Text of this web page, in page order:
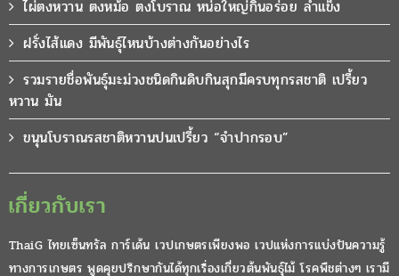
ไผ่ตงหวาน ตงหม้อ ตงโบราณ หน่อใหญ่กินอร่อย ลำแข็ง
ฝรั่งไส้แดง มีพันธุ์ไหนบ้างต่างกันอย่างไร
รวมรายชื่อพันธุ์มะม่วงชนิดกินดิบกินสุกมีครบทุกรสชาติ เปรี้ยว
หวาน มัน
ขนุนโบราณรสชาติหวานปนเปรี้ยว “จำปากรอบ”
เกี่ยวกับเรา
ThaiG ไทยเซ็นทรัล การ์เด้น เวปเกษตรเพียงพอ เวปแห่งการแบ่งปันความรู้
ทางการเกษตร พูดคุยปรึกษากันได้ทุกเรื่องเกี่ยวต้นพันธุ์ไม้ โรคพืชต่างๆ เรามี